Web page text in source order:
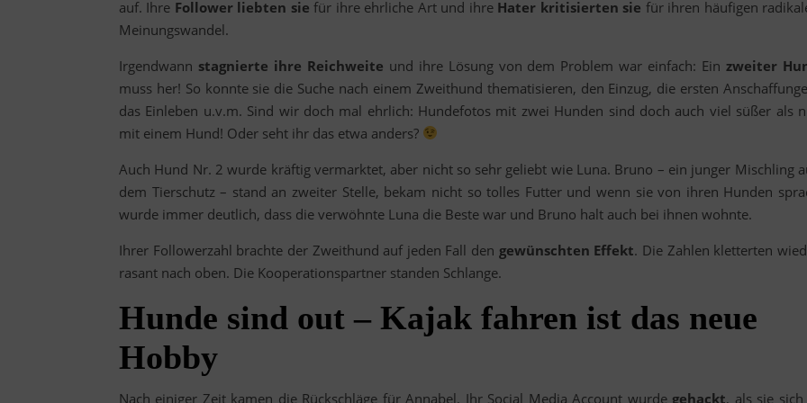
auf. Ihre Follower liebten sie für ihre ehrliche Art und ihre Hater kritisierten sie für ihren häufigen
Meinungswandel.
Irgendwann stagnierte ihre Reichweite und ihre Lösung von dem Problem war einfach: Ein zweiter
muss her! So konnte sie die Suche nach einem Zweithund thematisieren, den Einzug, die ersten
das Einleben u.v.m. Sind wir doch mal ehrlich: Hundefotos mit zwei Hunden sind doch auch viel süßer als
mit einem Hund! Oder seht ihr das etwa anders?
Auch Hund Nr. 2 wurde kräftig vermarktet, aber nicht so sehr geliebt wie Luna. Bruno – ein junger Mischling
dem Tierschutz – stand an zweiter Stelle, bekam nicht so tolles Futter und wenn sie von ihren Hunden
wurde immer deutlich, dass die verwöhnte Luna die Beste war und Bruno halt auch bei ihnen wohnte.
Ihrer Followerzahl brachte der Zweithund auf jeden Fall den gewünschten Effekt. Die Zahlen kletterten
rasant nach oben. Die Kooperationspartner standen Schlange.
Hunde sind out – Kajak fahren ist das neue
Hobby
Nach einiger Zeit kamen die Rückschläge für Annabel. Ihr Social Media Account wurde gehackt, als sie sich